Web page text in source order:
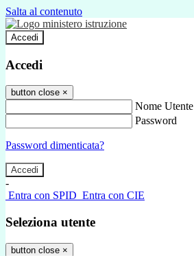
Salta al contenuto
Accedi
Accedi
button close ×
Nome Utente
Password
Password dimenticata?
-
Entra con SPID Entra con CIE
Seleziona utente
button close ×